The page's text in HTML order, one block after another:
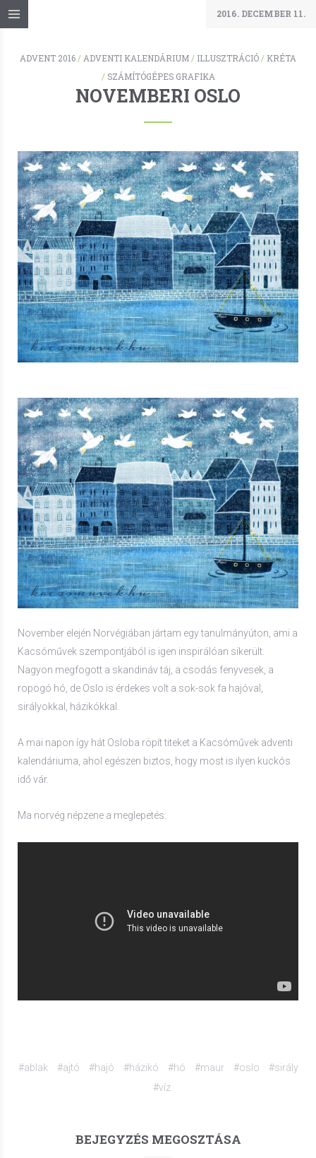
2016. DECEMBER 11.
ADVENT 2016 / ADVENTI KALENDÁRIUM / ILLUSZTRÁCIÓ / KRÉTA
/ SZÁMÍTÓGÉPES GRAFIKA
NOVEMBERI OSLO
November elején Norvégiában jártam egy tanulmányúton, ami a
Kacsóművek szempontjából is igen inspirálóan sikerült.
Nagyon megfogott a skandináv táj, a csodás fenyvesek, a
ropogó hó, de Oslo is érdekes volt a sok-sok fa hajóval,
sirályokkal, házikókkal.
A mai napon így hát Osloba röpít titeket a Kacsóművek adventi
kalendáriuma, ahol egészen biztos, hogy most is ilyen kuckós
idő vár.
Ma norvég népzene a meglepetés:
#ablak #ajtó #hajó #házikó #hó #maur #oslo
#sirály
#víz
BEJEGYZÉS MEGOSZTÁSA